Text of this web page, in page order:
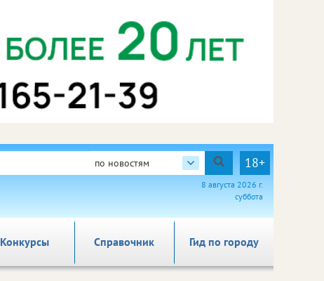
по новостям 18+
8 августа 2026 г.
суббота
Справочник Гид по городу
Конкурсы